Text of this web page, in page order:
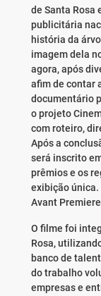
de Santa Rosa
publicitária
história da
imagem dela
agora, após
afim de contar
documentário
o projeto
com roteiro,
Após a
será inscrito
prêmios e os
exibição
Avant
O filme foi
Rosa,
banco de
do trabalho
empresas e